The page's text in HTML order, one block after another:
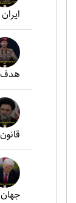
هدف